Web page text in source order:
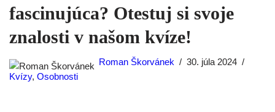
fascinujúca? Otestuj si svoje
znalosti v našom kvíze!
Roman Škorvánek
30. júla 2024
Kvízy, Osobnosti